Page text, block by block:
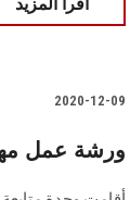
2020-12-09
ورشة عمل